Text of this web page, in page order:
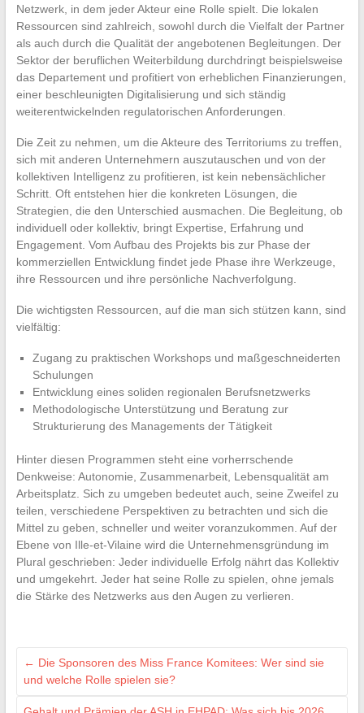
Netzwerk, in dem jeder Akteur eine Rolle spielt. Die lokalen
Ressourcen sind zahlreich, sowohl durch die Vielfalt der Partner
als auch durch die Qualität der angebotenen Begleitungen. Der
Sektor der beruflichen Weiterbildung durchdringt beispielsweise
das Departement und profitiert von erheblichen Finanzierungen,
einer beschleunigten Digitalisierung und sich ständig
weiterentwickelnden regulatorischen Anforderungen.
Die Zeit zu nehmen, um die Akteure des Territoriums zu treffen,
sich mit anderen Unternehmern auszutauschen und von der
kollektiven Intelligenz zu profitieren, ist kein nebensächlicher
Schritt. Oft entstehen hier die konkreten Lösungen, die
Strategien, die den Unterschied ausmachen. Die Begleitung, ob
individuell oder kollektiv, bringt Expertise, Erfahrung und
Engagement. Vom Aufbau des Projekts bis zur Phase der
kommerziellen Entwicklung findet jede Phase ihre Werkzeuge,
ihre Ressourcen und ihre persönliche Nachverfolgung.
Die wichtigsten Ressourcen, auf die man sich stützen kann, sind
vielfältig:
Zugang zu praktischen Workshops und maßgeschneiderten
Schulungen
Entwicklung eines soliden regionalen Berufsnetzwerks
Methodologische Unterstützung und Beratung zur
Strukturierung des Managements der Tätigkeit
Hinter diesen Programmen steht eine vorherrschende
Denkweise: Autonomie, Zusammenarbeit, Lebensqualität am
Arbeitsplatz. Sich zu umgeben bedeutet auch, seine Zweifel zu
teilen, verschiedene Perspektiven zu betrachten und sich die
Mittel zu geben, schneller und weiter voranzukommen. Auf der
Ebene von Ille-et-Vilaine wird die Unternehmensgründung im
Plural geschrieben: Jeder individuelle Erfolg nährt das Kollektiv
und umgekehrt. Jeder hat seine Rolle zu spielen, ohne jemals
die Stärke des Netzwerks aus den Augen zu verlieren.
← Die Sponsoren des Miss France Komitees: Wer sind sie
und welche Rolle spielen sie?